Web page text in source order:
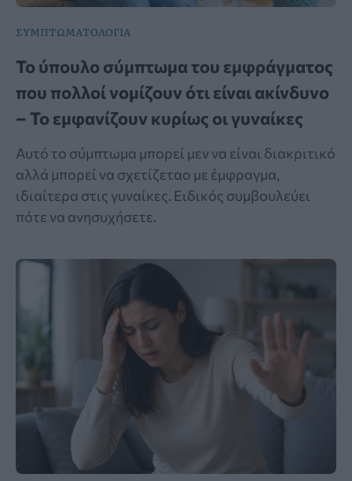
ΣΥΜΠΤΩΜΑΤΟΛΟΓΙΑ
Το ύπουλο σύμπτωμα του εμφράγματος
που πολλοί νομίζουν ότι είναι ακίνδυνο
– Το εμφανίζουν κυρίως οι γυναίκες
Αυτό το σύμπτωμα μπορεί μεν να είναι διακριτικό
αλλά μπορεί να σχετίζεταο με έμφραγμα,
ιδιαίτερα στις γυναίκες. Ειδικός συμβουλεύει
πότε να ανησυχήσετε.